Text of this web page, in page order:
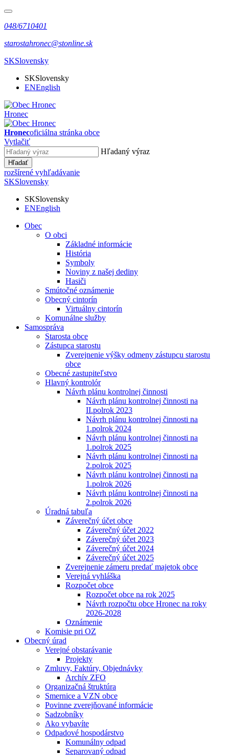
048/6710401
starostahronec@stonline.sk
SKSlovensky
SKSlovensky
ENEnglish
Hronec
Hronecoficiálna stránka obce
Vytlačiť
Hľadaný výraz
Hľadať
rozšírené vyhľadávanie
SKSlovensky
SKSlovensky
ENEnglish
Obec
O obci
Základné informácie
História
Symboly
Noviny z našej dediny
Hasiči
Smútočné oznámenie
Obecný cintorín
Virtuálny cintorín
Komunálne služby
Samospráva
Starosta obce
Zástupca starostu
Zverejnenie výšky odmeny zástupcu starostu
obce
Obecné zastupiteľstvo
Hlavný kontrolór
Návrh plánu kontrolnej činnosti
Návrh plánu kontrolnej činnosti na
II.polrok 2023
Návrh plánu kontrolnej činnosti na
1.polrok 2024
Návrh plánu kontrolnej činnosti na
1.polrok 2025
Návrh plánu kontrolnej činnosti na
2.polrok 2025
Návrh plánu kontrolnej činnosti na
1.polrok 2026
Návrh plánu kontrolnej činnosti na
2.polrok 2026
Úradná tabuľa
Záverečný účet obce
Záverečný účet 2022
Záverečný účet 2023
Záverečný účet 2024
Záverečný účet 2025
Zverejnenie zámeru predať majetok obce
Verejná vyhláška
Rozpočet obce
Rozpočet obce na rok 2025
Návrh rozpočtu obce Hronec na roky
2026-2028
Oznámenie
Komisie pri OZ
Obecný úrad
Verejné obstarávanie
Projekty
Zmluvy, Faktúry, Objednávky
Archív ZFO
Organizačná štruktúra
Smernice a VZN obce
Povinne zverejňované informácie
Sadzobníky
Ako vybavíte
Odpadové hospodárstvo
Komunálny odpad
Separovaný odpad